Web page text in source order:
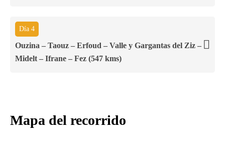
Día 4
Ouzina – Taouz – Erfoud – Valle y Gargantas del Ziz –
Midelt – Ifrane – Fez (547 kms)
Mapa del recorrido